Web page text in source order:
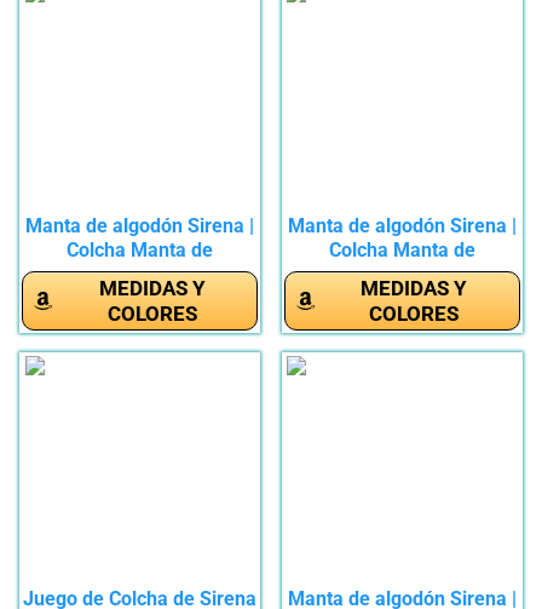
Manta de algodón Sirena |
Colcha Manta de
Peluche...
MEDIDAS Y
COLORES
Manta de algodón Sirena |
Colcha Manta de
Peluche...
MEDIDAS Y
COLORES
Juego de Colcha de Sirena
Manta de algodón Sirena |